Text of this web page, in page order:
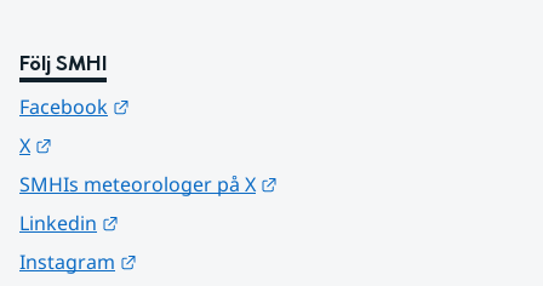
Följ SMHI
Facebook
X
SMHIs meteorologer på X
Linkedin
Instagram